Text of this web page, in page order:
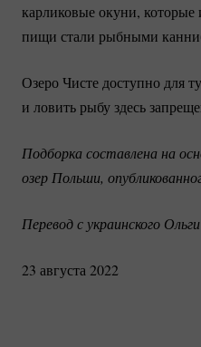
карликовые окуни, которые
пищи стали рыбными
Озеро Чисте доступно для
и ловить рыбу здесь
Подборка составлена на
озер Польши,
Перевод с украинского
23 августа 2022